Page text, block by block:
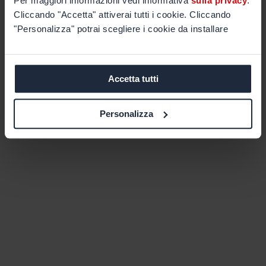
Cliccando "Accetta" attiverai tutti i cookie. Cliccando
"Personalizza" potrai scegliere i cookie da installare
Accetta tutti
Personalizza